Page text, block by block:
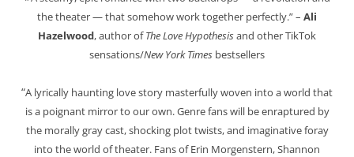
the theater — that somehow work together perfectly.” – Ali
Hazelwood, author ofThe Love Hypothesisand other TikTok
sensations/New York Times bestsellers
“A lyrically haunting love story masterfully woven into a world that
is a poignant mirror to our own. Genre fans will be enraptured by
the morally gray cast, shocking plot twists, and imaginative foray
into the world of theater. Fans of Erin Morgenstern, Shannon